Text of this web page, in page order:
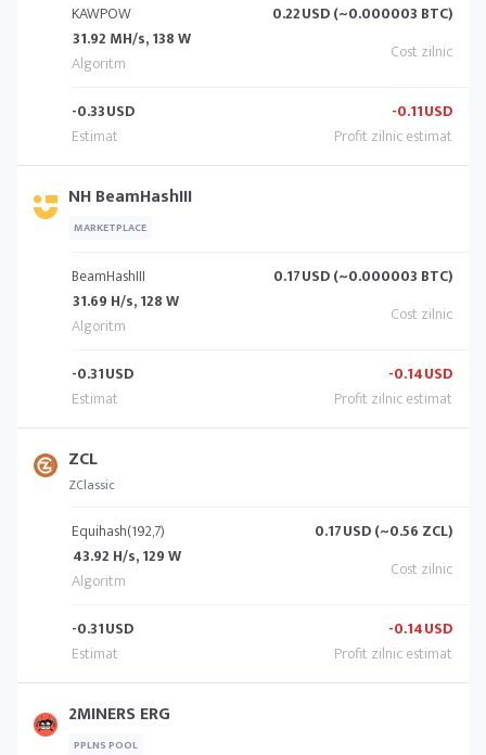
KAWPOW
31.92 MH/s, 138 W
0.22USD (~0.000003 BTC)
-0.33USD -0.11USD
NH BeamHashIII
MARKETPLACE
BeamHashIII
31.69 H/s, 128 W
0.17USD (~0.000003 BTC)
-0.31USD -0.14USD
ZCL
ZClassic
Equihash(192,7)
43.92 H/s, 129 W
0.17USD (~0.56 ZCL)
-0.31USD -0.14USD
2MINERS ERG
PPLNS POOL